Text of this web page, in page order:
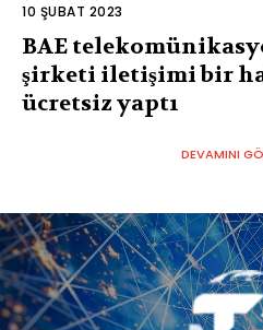
10 ŞUBAT 2023
BAE
şirketi iletişimi bir
ücretsiz yaptı
DEVAMINI